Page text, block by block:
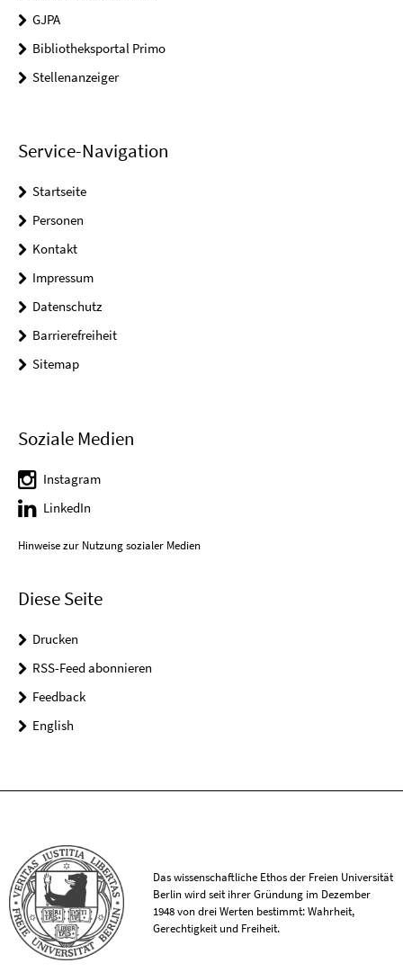
GJPA
Bibliotheksportal Primo
Stellenanzeiger
Service-Navigation
Startseite
Personen
Kontakt
Impressum
Datenschutz
Barrierefreiheit
Sitemap
Soziale Medien
Instagram
LinkedIn
Hinweise zur Nutzung sozialer Medien
Diese Seite
Drucken
RSS-Feed abonnieren
Feedback
English
Das wissenschaftliche Ethos der Freien Universität
Berlin wird seit ihrer Gründung im Dezember
1948 von drei Werten bestimmt: Wahrheit,
Gerechtigkeit und Freiheit.